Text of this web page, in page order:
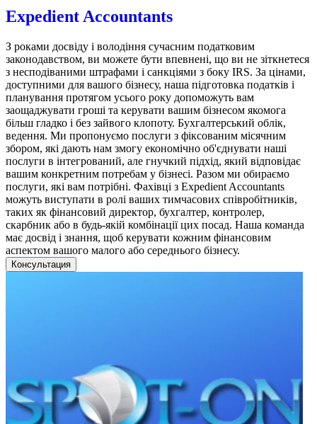
Expedient Accountants
З роками досвіду і володіння сучасним податковим
законодавством, ви можете бути впевнені, що ви не зіткнетеся
з несподіваними штрафами і санкціями з боку IRS. За цінами,
доступними для вашого бізнесу, наша підготовка податків і
планування протягом усього року допоможуть вам
заощаджувати гроші та керувати вашим бізнесом якомога
більш гладко і без зайвого клопоту. Бухгалтерський облік,
ведення. Ми пропонуємо послуги з фіксованим місячним
збором, які дають нам змогу економічно об'єднувати наші
послуги в інтегрований, але гнучкий підхід, який відповідає
вашим конкретним потребам у бізнесі. Разом ми обираємо
послуги, які вам потрібні. Фахівці з Expedient Accountants
можуть виступати в ролі ваших тимчасових співробітників,
таких як фінансовий директор, бухгалтер, контролер,
скарбник або в будь-якій комбінації цих посад. Наша команда
має досвід і знання, щоб керувати кожним фінансовим
аспектом вашого малого або середнього бізнесу.
Консультация